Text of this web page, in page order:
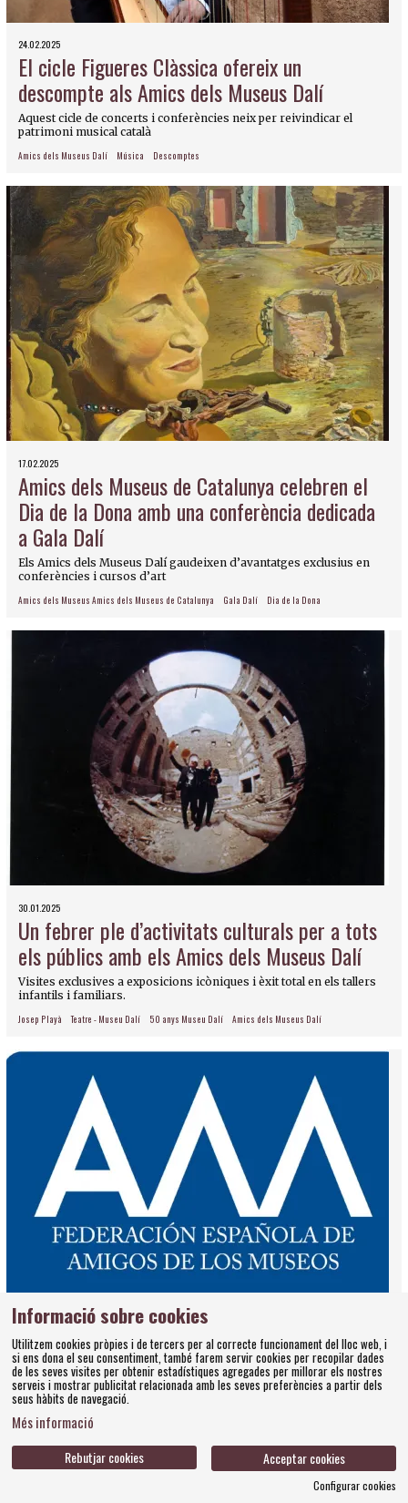
24.02.2025
El cicle Figueres Clàssica ofereix un
descompte als Amics dels Museus Dalí
Aquest cicle de concerts i conferències neix per reivindicar el
patrimoni musical català
Amics dels Museus Dalí Música Descomptes
17.02.2025
Amics dels Museus de Catalunya celebren el
Dia de la Dona amb una conferència dedicada
a Gala Dalí
Els Amics dels Museus Dalí gaudeixen d’avantatges exclusius en
conferències i cursos d’art
Amics dels Museus Amics dels Museus de Catalunya Gala Dalí Dia de la Dona
30.01.2025
Un febrer ple d’activitats culturals per a tots
els públics amb els Amics dels Museus Dalí
Visites exclusives a exposicions icòniques i èxit total en els tallers
infantils i familiars.
Josep Playà Teatre - Museu Dalí 50 anys Museu Dalí Amics dels Museus Dalí
29.01.2025
Amics dels Museus Dalí continua compromesa
amb la sostenibilitat i s'afegeix a la targeta
digital de la FEAM
Les sòcies i socis podran gaudir dels avantatges de la targeta
educatius arreu de l’Estat.
Informació sobre cookies
Utilitzem cookies pròpies i de tercers per al correcte funcionament del lloc web, i
si ens dona el seu consentiment, també farem servir cookies per recopilar dades
de les seves visites per obtenir estadístiques agregades per millorar els nostres
serveis i mostrar publicitat relacionada amb les seves preferències a partir dels
seus hàbits de navegació.
Més informació
Acceptar cookies
Rebutjar cookies
Configurar cookies